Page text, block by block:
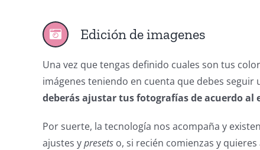
Edición de imagenes
Una vez que tengas definido cuales son tus
imágenes teniendo en cuenta que debes
deberás ajustar tus fotografías de acuerdo al
Por suerte, la tecnología nos acompaña y
ajustes ypresetso, si recién comienzas y quieres